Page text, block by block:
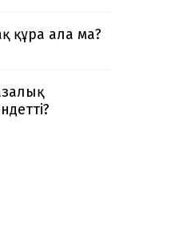
құра ала ма?